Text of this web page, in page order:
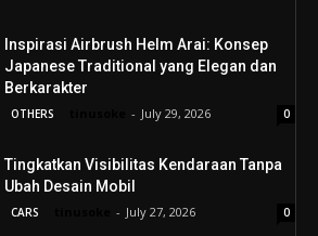
Inspirasi Airbrush Helm Arai: Konsep
Japanese Traditional yang Elegan dan
Berkarakter
OTHERS - July 29, 2026 0
Tingkatkan Visibilitas Kendaraan Tanpa
Ubah Desain Mobil
CARS - July 27, 2026 0